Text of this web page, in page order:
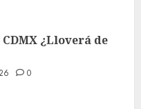
¿Lloverá de
0